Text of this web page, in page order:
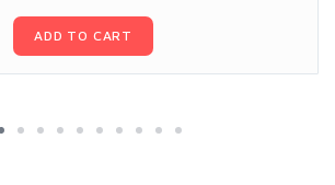
ADD TO CART